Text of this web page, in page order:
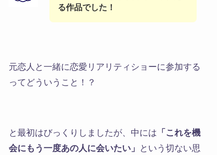
る作品でした！
元恋人と一緒に恋愛リアリティショーに参加する
ってどういうこと！？
と最初はびっくりしましたが、中には 「これを機
会にもう一度あの人に会いたい」
という切ない思